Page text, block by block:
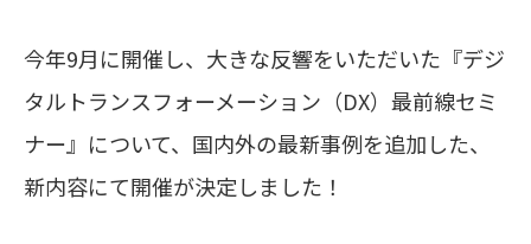
今年9月に開催し、大きな反響をいただいた『デジ
タルトランスフォーメーション（DX）最前線セミ
ナー』について、国内外の最新事例を追加した、
新内容にて開催が決定しました！